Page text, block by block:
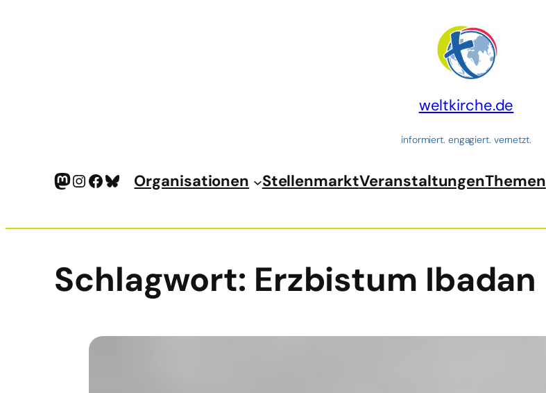
weltkirche.de
informiert. engagiert. vernetzt.
Mastodon
Instagram
Facebook
BlueskyOrganisationen StellenmarktVeranstaltungenThemen
Schlagwort: Erzbistum Ibadan